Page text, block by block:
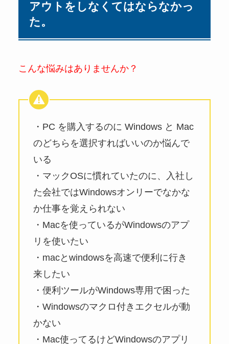
アウトをしなくてはならなかっ
た。
こんな悩みはありませんか？
・PC を購入するのに Windows と Mac
のどちらを選択すればいいのか悩んで
いる
・マックOSに慣れていたのに、入社し
た会社ではWindowsオンリーでなかな
か仕事を覚えられない
・Macを使っているがWindowsのアプ
リを使いたい
・macとwindowsを高速で便利に行き
来したい
・便利ツールがWindows専用で困った
・Windowsのマクロ付きエクセルが動
かない
・Mac使ってるけどWindowsのアプリ